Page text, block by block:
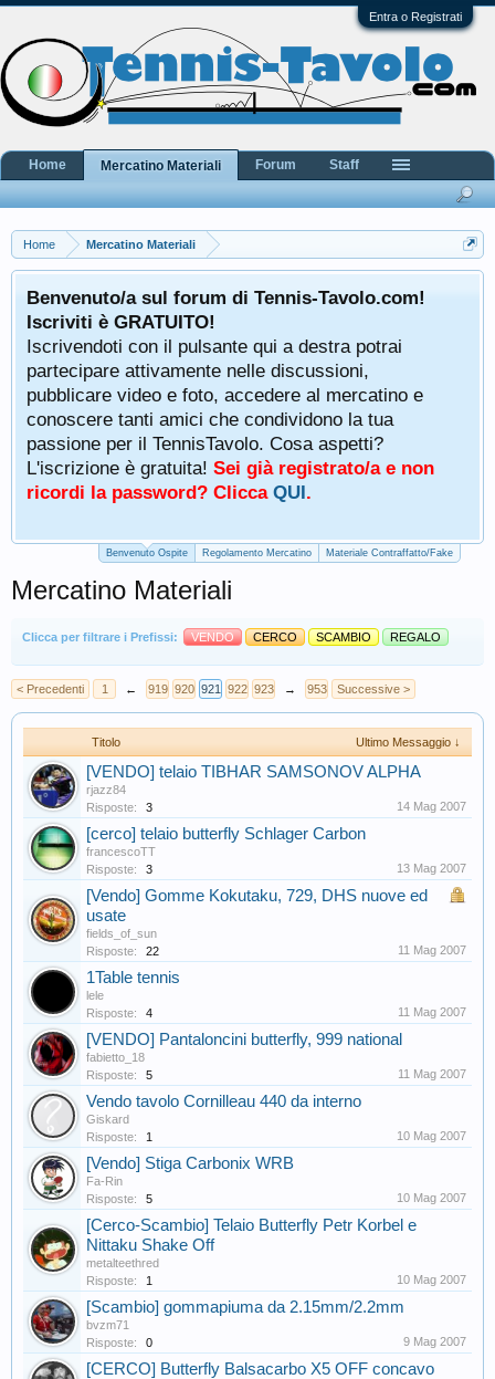
Entra o Registrati
Home Mercatino Materiali
Benvenuto/a sul forum di Tennis-Tavolo.com!
Iscriviti è GRATUITO!
Iscrivendoti con il pulsante qui a destra potrai
partecipare attivamente nelle discussioni,
pubblicare video e foto, accedere al mercatino e
conoscere tanti amici che condividono la tua
passione per il TennisTavolo. Cosa aspetti?
L'iscrizione è gratuita! Sei già registrato/a e non
ricordi la password? Clicca QUI.
Benvenuto Ospite Regolamento Mercatino Materiale Contraffatto/Fake
Mercatino Materiali
Clicca per filtrare i Prefissi: VENDO CERCO SCAMBIO REGALO
< Precedenti 1 ← 919 920 921 922 923 → 953 Successive >
Titolo Ultimo Messaggio ↓
[VENDO] telaio TIBHAR SAMSONOV ALPHA
rjazz84
Risposte:
3 14 Mag 2007
[cerco] telaio butterfly Schlager Carbon
francescoTT
Risposte:
3 13 Mag 2007
[Vendo] Gomme Kokutaku, 729, DHS nuove ed
usate
fields_of_sun
Risposte:
22 11 Mag 2007
1Table tennis
lele
Risposte:
4 11 Mag 2007
[VENDO] Pantaloncini butterfly, 999 national
fabietto_18
Risposte:
5 11 Mag 2007
Vendo tavolo Cornilleau 440 da interno
Giskard
Risposte:
1 10 Mag 2007
[Vendo] Stiga Carbonix WRB
Fa-Rin
Risposte:
5 10 Mag 2007
[Cerco-Scambio] Telaio Butterfly Petr Korbel e
Nittaku Shake Off
metalteethred
Risposte:
1 10 Mag 2007
[Scambio] gommapiuma da 2.15mm/2.2mm
bvzm71
Risposte:
0 9 Mag 2007
[CERCO] Butterfly Balsacarbo X5 OFF concavo
Home Mercatino Materiali Forum Staff